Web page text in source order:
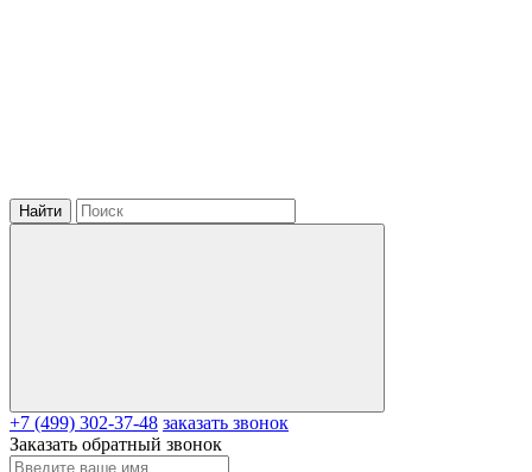
Найти
+7 (499) 302-37-48 заказать звонок
Заказать обратный звонок